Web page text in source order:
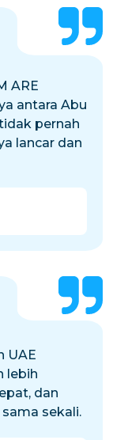
ARE
antara Abu
pernah
lancar dan
UAE
lebih
dan
sekali.